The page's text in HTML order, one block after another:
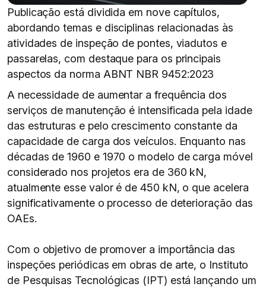
Publicação está dividida em nove capítulos,
abordando temas e disciplinas relacionadas às
atividades de inspeção de pontes, viadutos e
passarelas, com destaque para os principais
aspectos da norma ABNT NBR 9452:2023
A necessidade de aumentar a frequência dos
serviços de manutenção é intensificada pela idade
das estruturas e pelo crescimento constante da
capacidade de carga dos veículos. Enquanto nas
décadas de 1960 e 1970 o modelo de carga móvel
considerado nos projetos era de 360 kN,
atualmente esse valor é de 450 kN, o que acelera
significativamente o processo de deterioração das
OAEs.
Com o objetivo de promover a importância das
inspeções periódicas em obras de arte, o Instituto
de Pesquisas Tecnológicas (IPT) está lançando um